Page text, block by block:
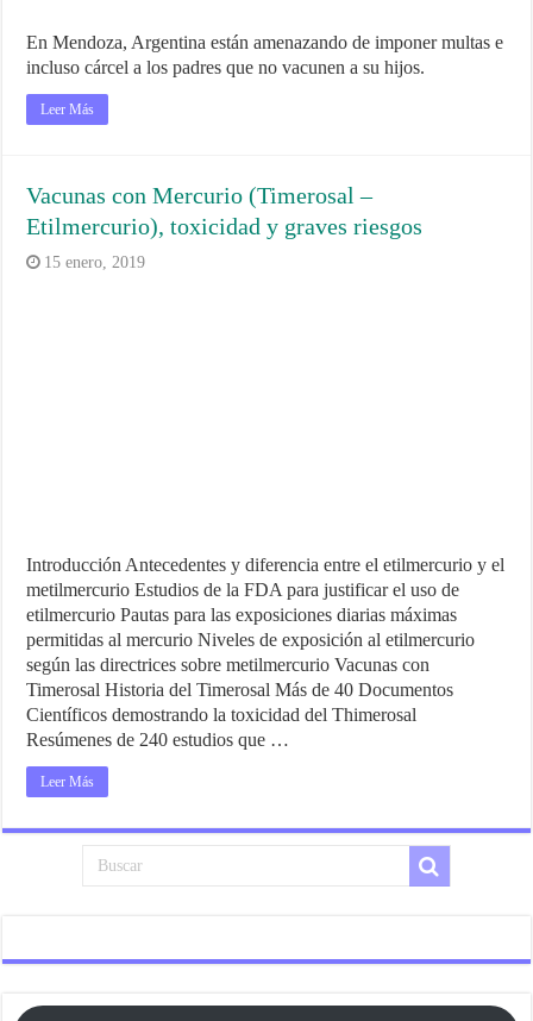
En Mendoza, Argentina están amenazando de imponer multas e
incluso cárcel a los padres que no vacunen a su hijos.
Leer Más
Vacunas con Mercurio (Timerosal –
Etilmercurio), toxicidad y graves riesgos
15 enero, 2019
Introducción Antecedentes y diferencia entre el etilmercurio y el
metilmercurio Estudios de la FDA para justificar el uso de
etilmercurio Pautas para las exposiciones diarias máximas
permitidas al mercurio Niveles de exposición al etilmercurio
según las directrices sobre metilmercurio Vacunas con
Timerosal Historia del Timerosal Más de 40 Documentos
Científicos demostrando la toxicidad del Thimerosal
Resúmenes de 240 estudios que …
Leer Más